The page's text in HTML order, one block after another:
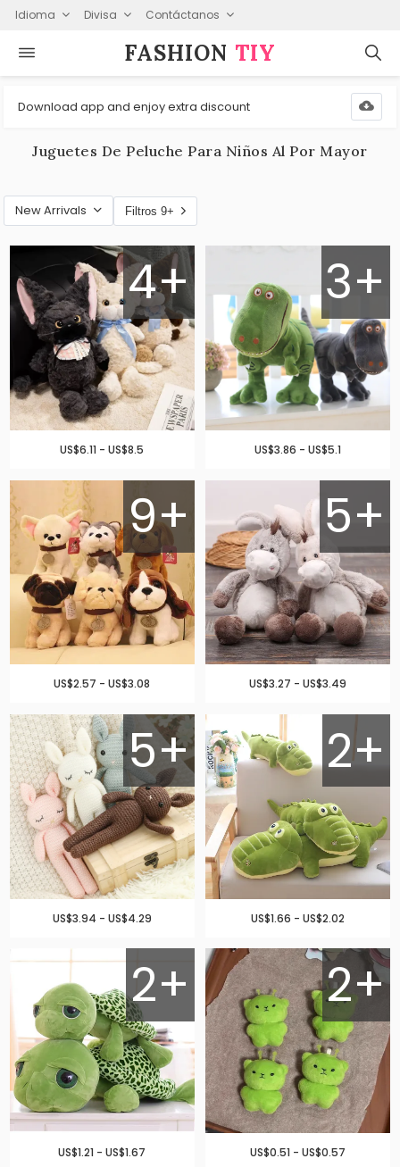
Idioma Divisa Contáctanos
FASHION⁠ TIY
Download app and enjoy extra discount
Juguetes De Peluche Para Niños Al Por Mayor
New Arrivals Filtros 9+
4+
US$6.11 - US$8.5
3+
US$3.86 - US$5.1
9+
US$2.57 - US$3.08
5+
US$3.27 - US$3.49
5+
US$3.94 - US$4.29
2+
US$1.66 - US$2.02
2+
US$1.21 - US$1.67
2+
US$0.51 - US$0.57